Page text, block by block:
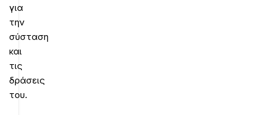
για
την
σύσταση
και
τις
δράσεις
του.